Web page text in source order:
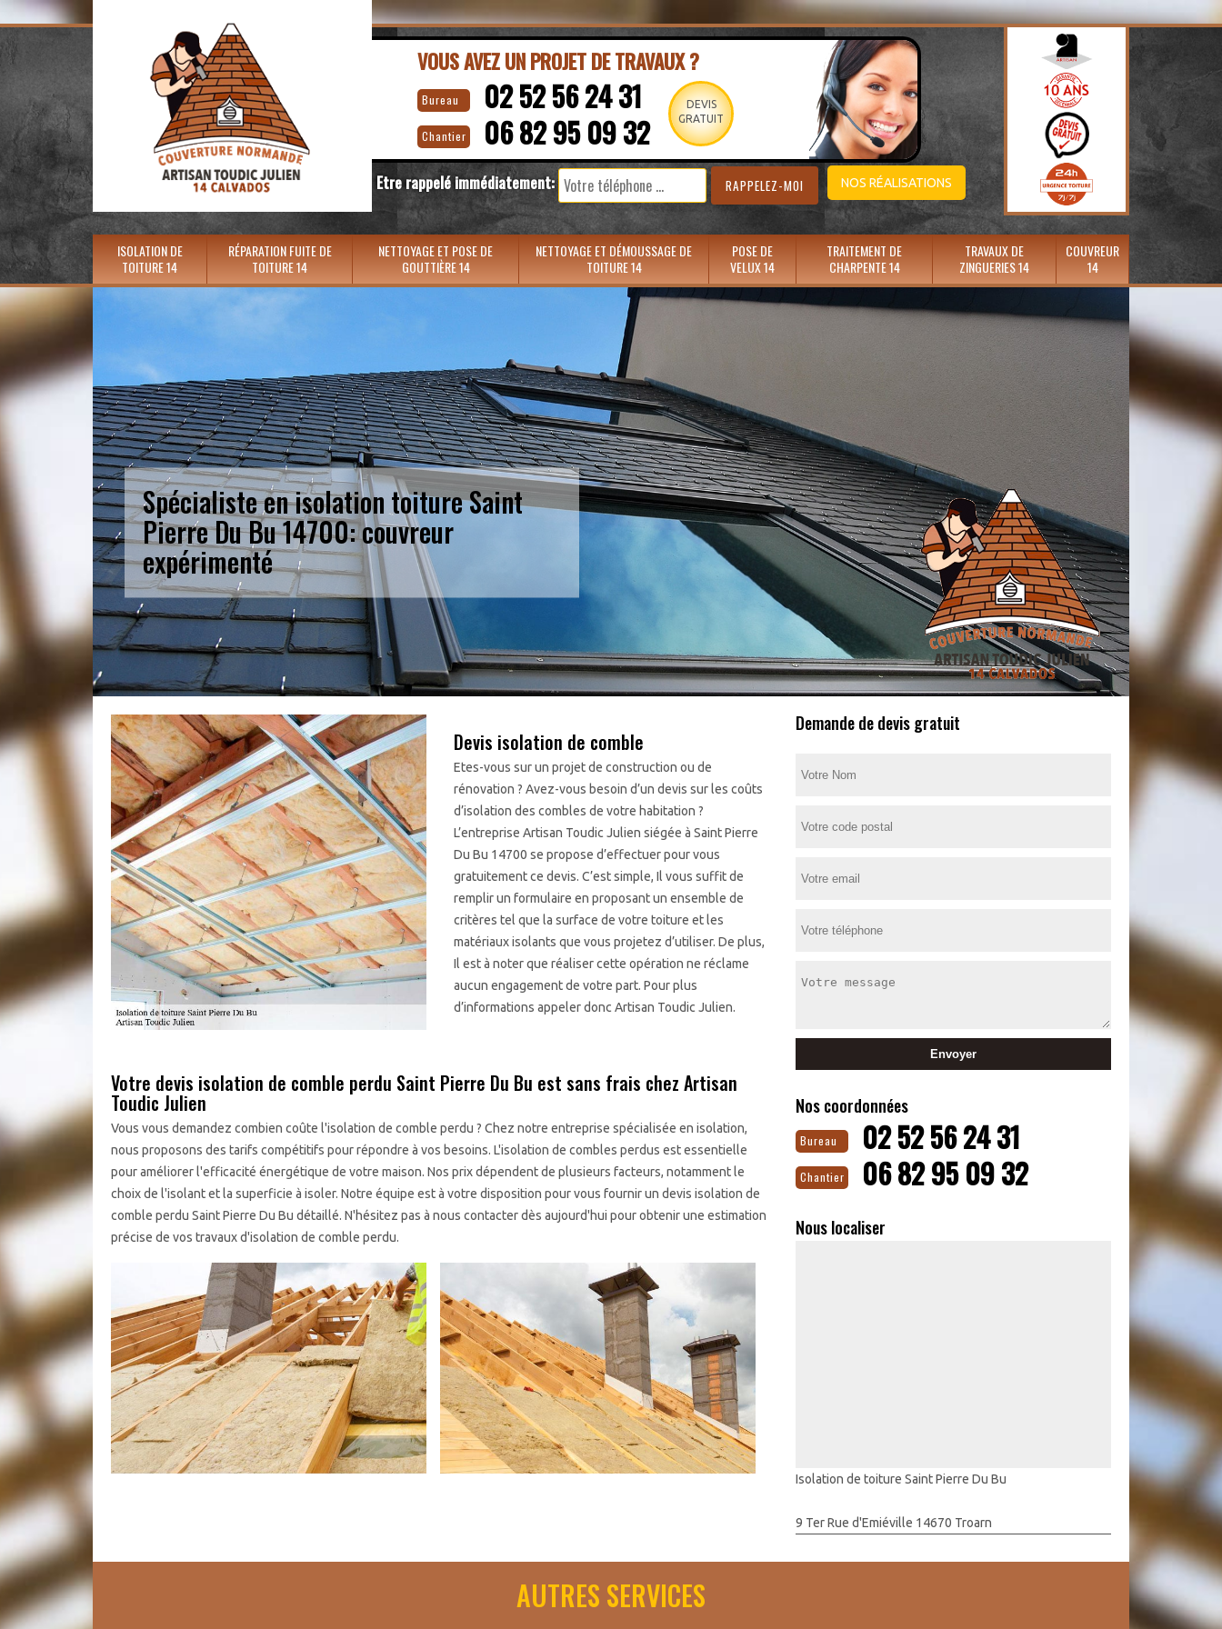
VOUS AVEZ UN PROJET DE TRAVAUX ?
Bureau 02 52 56 24 31
Chantier 06 82 95 09 32
DEVIS
GRATUIT
Etre rappelé immédiatement: NOS RÉALISATIONS
ISOLATION DE
TOITURE 14
RÉPARATION FUITE DE
TOITURE 14
NETTOYAGE ET POSE DE
GOUTTIÈRE 14
NETTOYAGE ET DÉMOUSSAGE DE
TOITURE 14
POSE DE
VELUX 14
TRAITEMENT DE
CHARPENTE 14
TRAVAUX DE
ZINGUERIES 14
COUVREUR
14
Spécialiste en isolation toiture Saint
Pierre Du Bu 14700: couvreur
expérimenté
Devis isolation de comble
Etes-vous sur un projet de construction ou de
rénovation ? Avez-vous besoin d’un devis sur les coûts
d’isolation des combles de votre habitation ?
L’entreprise Artisan Toudic Julien siégée à Saint Pierre
Du Bu 14700 se propose d’effectuer pour vous
gratuitement ce devis. C’est simple, Il vous suffit de
remplir un formulaire en proposant un ensemble de
critères tel que la surface de votre toiture et les
matériaux isolants que vous projetez d’utiliser. De plus,
Il est à noter que réaliser cette opération ne réclame
aucun engagement de votre part. Pour plus
d’informations appeler donc Artisan Toudic Julien.
Votre devis isolation de comble perdu Saint Pierre Du Bu est sans frais chez Artisan
Toudic Julien
Vous vous demandez combien coûte l'isolation de comble perdu ? Chez notre entreprise spécialisée en isolation,
nous proposons des tarifs compétitifs pour répondre à vos besoins. L'isolation de combles perdus est essentielle
pour améliorer l'efficacité énergétique de votre maison. Nos prix dépendent de plusieurs facteurs, notamment le
choix de l'isolant et la superficie à isoler. Notre équipe est à votre disposition pour vous fournir un devis isolation de
comble perdu Saint Pierre Du Bu détaillé. N'hésitez pas à nous contacter dès aujourd'hui pour obtenir une estimation
précise de vos travaux d'isolation de comble perdu.
déperditions énergétiques. Pour ce faire, choisissez les artisans qualifiés et certifiés de Artisan Toudic Julien qui se
trouve dans Saint Pierre Du Bu14700. En contrepartie, puisque ces artisans disposent de plusieurs années
d’expériences, de nombreuses techniques de la mise en œuvre de ce travail et de savoir-faire sur le choix des
Demande de devis gratuit
Nos coordonnées
Bureau 02 52 56 24 31
Chantier 06 82 95 09 32
Nous localiser
Isolation de toiture Saint Pierre Du Bu
9 Ter Rue d'Emiéville 14670 Troarn
AUTRES SERVICES